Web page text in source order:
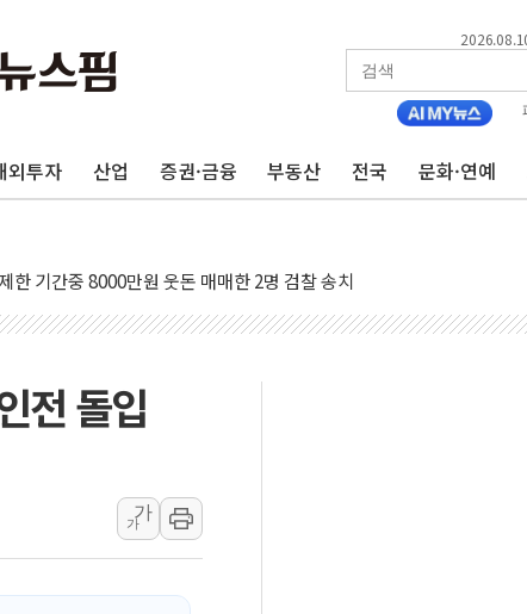
외투자 산업 증권·금융 부동산 전국 문화·연예
기자회견 하는 조성환 조이웍스 전 대표
시, '싸구려' 꼬리표 떼고 질주…글로벌 자금 몰린다
매던 80대 치매 여성…소방드론이 2시간 만에 찾아냈다
도체·수출 견인에 경기 개선세 확대... 건설·고용 부진은 부담"
, 폭염 속 이동노동자 쉼터 점검…배민과 손잡고 '착한가격업소' 할인
속 차량 화재 주의보…7~8월에 연간 화재 20% 집중
부, 임시조립주택 제도 손본다…산불 이재민 주택 침수·이탈에 TF 가동
전 돌입
가
가